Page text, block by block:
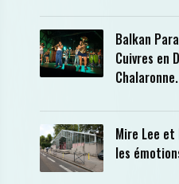
Balkan
Cuivres en
Chalaronne.
Mire Lee
les